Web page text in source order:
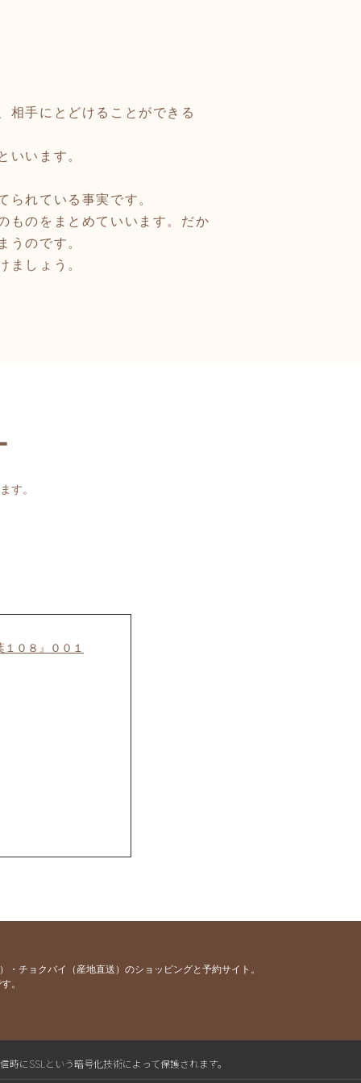
相手にとどけることができる
います。
られている事実です。
のをまとめていいます。だか
うのです。
しょう。
す。
０８』００１
チョクバイ（産地直送）のショッピングと予約サイト。
。
にSSLという暗号化技術によって保護されます。